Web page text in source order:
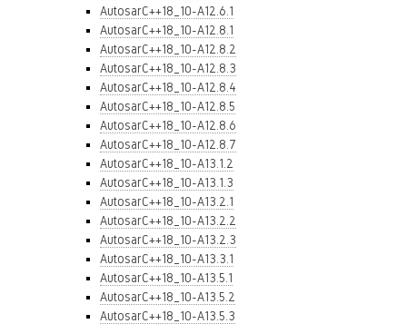
AutosarC++18_10-A12.6.1
AutosarC++18_10-A12.8.1
AutosarC++18_10-A12.8.2
AutosarC++18_10-A12.8.3
AutosarC++18_10-A12.8.4
AutosarC++18_10-A12.8.5
AutosarC++18_10-A12.8.6
AutosarC++18_10-A12.8.7
AutosarC++18_10-A13.1.2
AutosarC++18_10-A13.1.3
AutosarC++18_10-A13.2.1
AutosarC++18_10-A13.2.2
AutosarC++18_10-A13.2.3
AutosarC++18_10-A13.3.1
AutosarC++18_10-A13.5.1
AutosarC++18_10-A13.5.2
AutosarC++18_10-A13.5.3